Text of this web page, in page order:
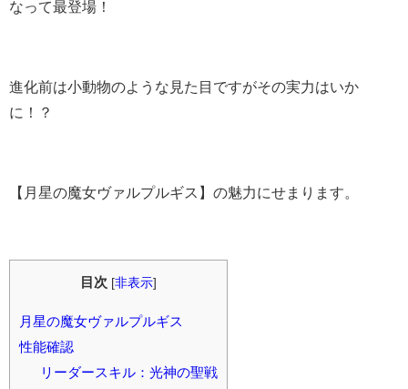
なって最登場！
進化前は小動物のような見た目ですがその実力はいか
に！？
【月星の魔女ヴァルプルギス】の魅力にせまります。
目次 [非表示]
月星の魔女ヴァルプルギス
性能確認
リーダースキル：光神の聖戦